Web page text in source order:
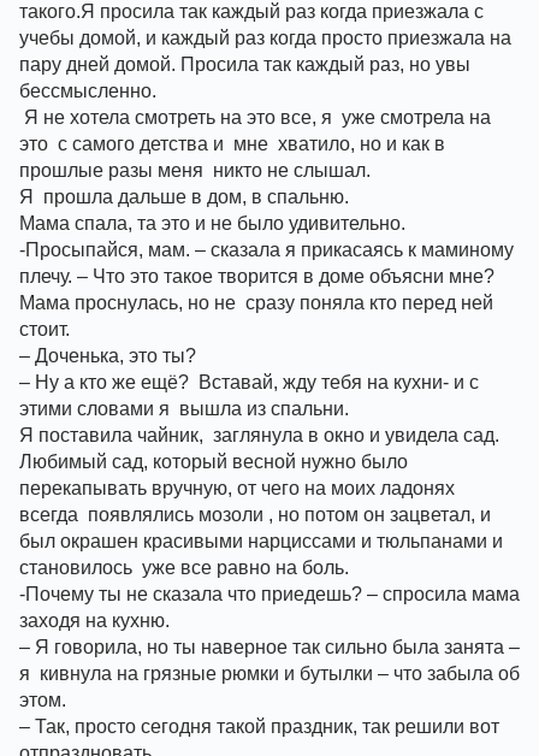
такого.Я просила так каждый раз когда приезжала с
учебы домой, и каждый раз когда просто приезжала на
пару дней домой. Просила так каждый раз, но увы
бессмысленно.
Я не хотела смотреть на это все, я  уже смотрела на
это  с самого детства и  мне  хватило, но и как в
прошлые разы меня  никто не слышал.
Я  прошла дальше в дом, в спальню.
Мама спала, та это и не было удивительно.
-Просыпайся, мам. – сказала я прикасаясь к маминому
плечу. – Что это такое творится в доме объясни мне?
Мама проснулась, но не  сразу поняла кто перед ней
стоит.
– Доченька, это ты?
– Ну а кто же ещё?  Вставай, жду тебя на кухни- и с
этими словами я  вышла из спальни.
Я поставила чайник,  заглянула в окно и увидела сад.
Любимый сад, который весной нужно было
перекапывать вручную, от чего на моих ладонях
всегда  появлялись мозоли , но потом он зацветал, и
был окрашен красивыми нарциссами и тюльпанами и
становилось  уже все равно на боль.
-Почему ты не сказала что приедешь? – спросила мама
заходя на кухню.
– Я говорила, но ты наверное так сильно была занята –
я  кивнула на грязные рюмки и бутылки – что забыла об
этом.
– Так, просто сегодня такой праздник, так решили вот